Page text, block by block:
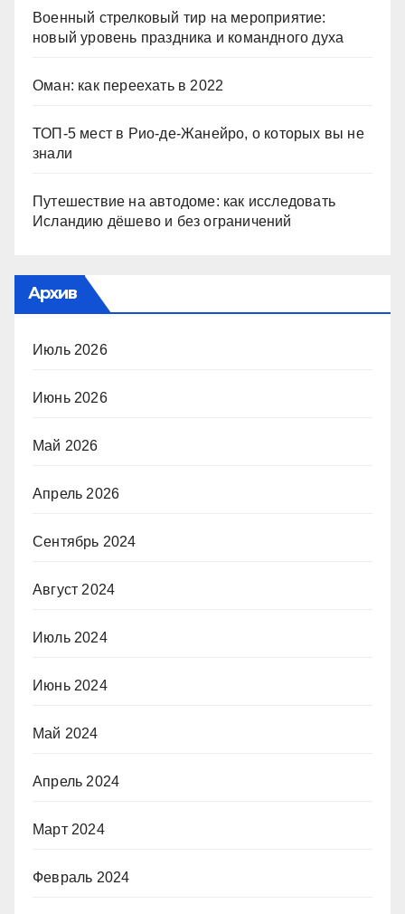
Военный стрелковый тир на мероприятие:
новый уровень праздника и командного духа
Оман: как переехать в 2022
ТОП-5 мест в Рио-де-Жанейро, о которых вы не
знали
Путешествие на автодоме: как исследовать
Исландию дёшево и без ограничений
Архив
Июль 2026
Июнь 2026
Май 2026
Апрель 2026
Сентябрь 2024
Август 2024
Июль 2024
Июнь 2024
Май 2024
Апрель 2024
Март 2024
Февраль 2024